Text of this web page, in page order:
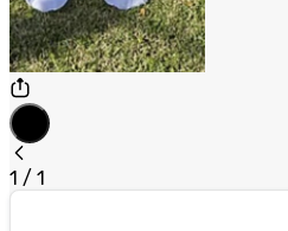
1 / 1